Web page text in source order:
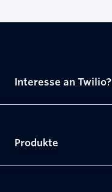
Interesse an Twilio?
Produkte